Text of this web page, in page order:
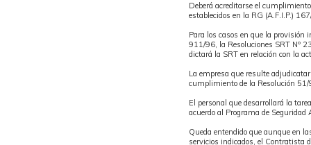
Deberá acreditarse el
establecidos en la RG (A.F.I.P.)
Para los casos en que la provisión
911/96, la Resoluciones SRT
dictará la SRT en relación con la
La empresa que resulte
cumplimiento de la Resolución 51/
El personal que desarrollará la
acuerdo al Programa de Seguridad
Queda entendido que aunque en
servicios indicados, el Contratista